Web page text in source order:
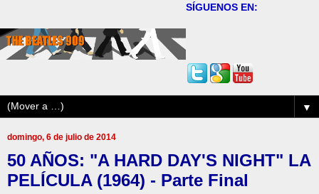
SÍGUENOS EN:
▼
domingo, 6 de julio de 2014
50 AÑOS: "A HARD DAY'S NIGHT" LA
PELÍCULA (1964) - Parte Final